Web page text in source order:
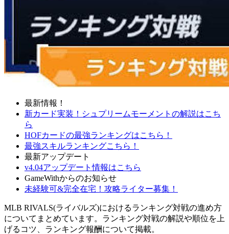
最新情報！
新カード実装！シュプリームモーメントの解説はこち
ら
HOFカードの最強ランキングはこちら！
最強スキルランキングこちら！
最新アップデート
v4.04アップデート情報はこちら
GameWithからのお知らせ
未経験可&完全在宅！攻略ライター募集！
MLB RIVALS(ライバルズ)におけるランキング対戦の進め方
についてまとめています。ランキング対戦の解説や順位を上
げるコツ、ランキング報酬について掲載。